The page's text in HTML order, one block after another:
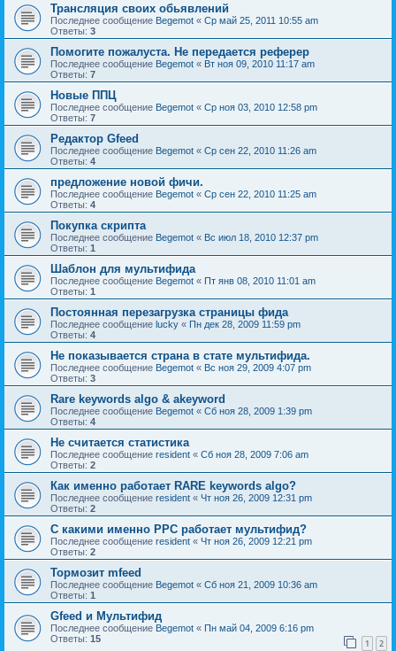
Трансляция своих обьявлений
Последнее сообщение Begemot « Ср май 25, 2011 10:55 am
Ответы: 3
Помогите пожалуста. Не передается реферер
Последнее сообщение Begemot « Вт ноя 09, 2010 11:17 am
Ответы: 7
Новые ППЦ
Последнее сообщение Begemot « Ср ноя 03, 2010 12:58 pm
Ответы: 7
Редактор Gfeed
Последнее сообщение Begemot « Ср сен 22, 2010 11:26 am
Ответы: 4
предложение новой фичи.
Последнее сообщение Begemot « Ср сен 22, 2010 11:25 am
Ответы: 4
Покупка скрипта
Последнее сообщение Begemot « Вс июл 18, 2010 12:37 pm
Ответы: 1
Шаблон для мультифида
Последнее сообщение Begemot « Пт янв 08, 2010 11:01 am
Ответы: 1
Постоянная перезагрузка страницы фида
Последнее сообщение lucky « Пн дек 28, 2009 11:59 pm
Ответы: 4
Не показывается страна в стате мультифида.
Последнее сообщение Begemot « Вс ноя 29, 2009 4:07 pm
Ответы: 3
Rare keywords algo & akeyword
Последнее сообщение Begemot « Сб ноя 28, 2009 1:39 pm
Ответы: 4
Не считается статистика
Последнее сообщение resident « Сб ноя 28, 2009 7:06 am
Ответы: 2
Как именно работает RARE keywords algo?
Последнее сообщение resident « Чт ноя 26, 2009 12:31 pm
Ответы: 2
C какими именно PPC работает мультифид?
Последнее сообщение resident « Чт ноя 26, 2009 12:21 pm
Ответы: 2
Тормозит mfeed
Последнее сообщение Begemot « Сб ноя 21, 2009 10:36 am
Ответы: 1
Gfeed и Мультифид
Последнее сообщение Begemot « Пн май 04, 2009 6:16 pm
Ответы: 15 1 2